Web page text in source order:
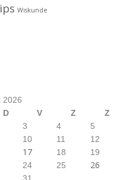
Wiskunde
2026
D V Z
Z
3 4
5
10 11
12
17 18
19
24 25 26